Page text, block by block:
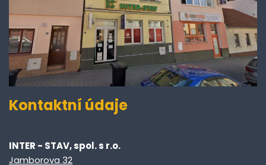
Kontaktní údaje
INTER - STAV, spol. s r.o.
Jamborova 32